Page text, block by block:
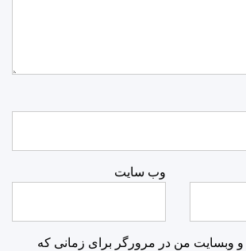
وب‌ سایت
و وبسایت من در مرورگر برای زمانی که